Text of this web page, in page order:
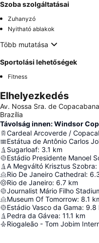
Szoba szolgáltatásai
Zuhanyzó
Nyitható ablakok
Több mutatása
Sportolási lehetőségek
Fitness
Elhelyezkedés
Av. Nossa Sra. de
Brazília
Távolság innen: Windsor
Cardeal Arcoverde /
Estátua de Antônio Carlos
Sugarloaf: 3.1 km
Estádio Presidente Manoel
A Megváltó Krisztus Szobra:
Rio De Janeiro Cathedral:
Rio de Janeiro: 6.7 km
Journalist Mário Filho
Museum Of Tomorrow: 8.1
Estádio Vasco da Gama: 9.8
Pedra da Gávea: 11.1 km
Riogaleão - Tom Jobim